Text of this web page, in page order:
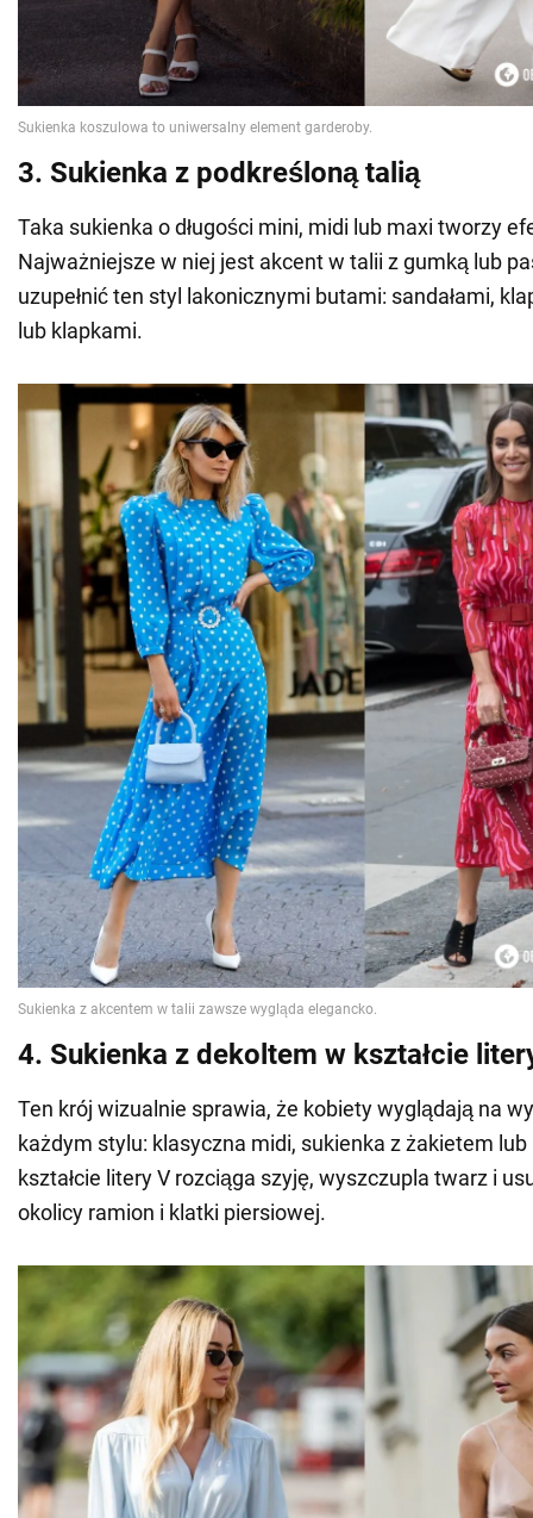
3. Sukienka z podkreśloną talią
Taka sukienka o długości mini, midi lub maxi tworzy
Najważniejsze w niej jest akcent w talii z gumką lub
uzupełnić ten styl lakonicznymi butami: sandałami,
lub klapkami.
4. Sukienka z dekoltem w kształcie
Ten krój wizualnie sprawia, że kobiety wyglądają na
każdym stylu: klasyczna midi, sukienka z żakietem
kształcie litery V rozciąga szyję, wyszczupla twarz i
okolicy ramion i klatki piersiowej.